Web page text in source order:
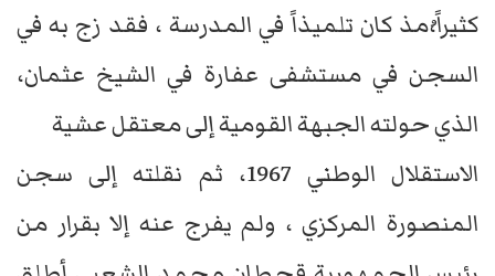
كثيراً،ُمذ كان تلميذاً في المدرسة ، فقد زج به في
السجن في مستشفى عفارة في الشيخ عثمان،
الذي حولته الجبهة القومية إلى معتقل عشية
الاستقلال الوطني 1967، ثم نقلته إلى سجن
المنصورة المركزي ، ولم يفرج عنه إلا بقرار من